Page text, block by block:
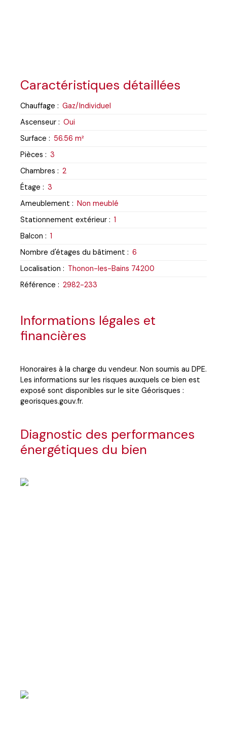
Caractéristiques détaillées
Chauffage : Gaz/Individuel
Ascenseur : Oui
Surface : 56.56 m²
Pièces : 3
Chambres : 2
Étage : 3
Ameublement : Non meublé
Stationnement extérieur : 1
Balcon : 1
Nombre d'étages du bâtiment : 6
Localisation : Thonon-les-Bains 74200
Référence : 2982-233
Informations légales et
financières
Honoraires à la charge du vendeur. Non soumis au DPE.
Les informations sur les risques auxquels ce bien est
exposé sont disponibles sur le site Géorisques :
georisques.gouv.fr.
Diagnostic des performances
énergétiques du bien